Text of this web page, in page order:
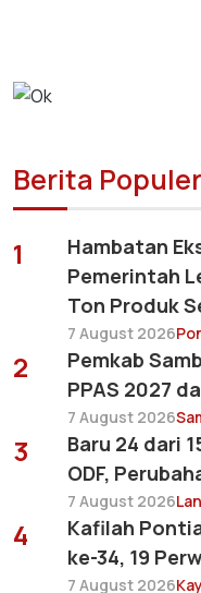
Berita Populer
1
Hambatan
Pemerintah
Ton Produk
7 August 2026
2
Pemkab
PPAS 2027
7 August 2026
3
Baru 24 dari
ODF,
7 August 2026
4
Kafilah
ke-34, 19
7 August 2026